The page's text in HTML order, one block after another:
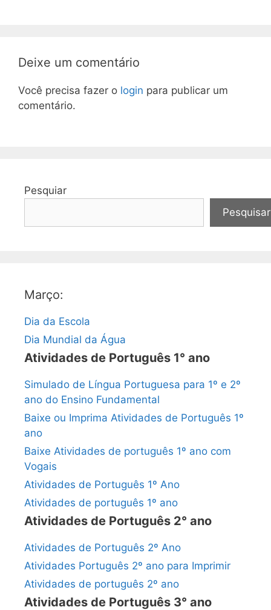
Deixe um comentário
Você precisa fazer o login para publicar um
comentário.
Pesquiar
Pesquisar
Março:
Dia da Escola
Dia Mundial da Água
Atividades de Português 1° ano
Simulado de Língua Portuguesa para 1º e 2º
ano do Ensino Fundamental
Baixe ou Imprima Atividades de Português 1º
ano
Baixe Atividades de português 1º ano com
Vogais
Atividades de Português 1º Ano
Atividades de português 1º ano
Atividades de Português 2° ano
Atividades de Português 2º Ano
Atividades Português 2º ano para Imprimir
Atividades de português 2º ano
Atividades de Português 3° ano